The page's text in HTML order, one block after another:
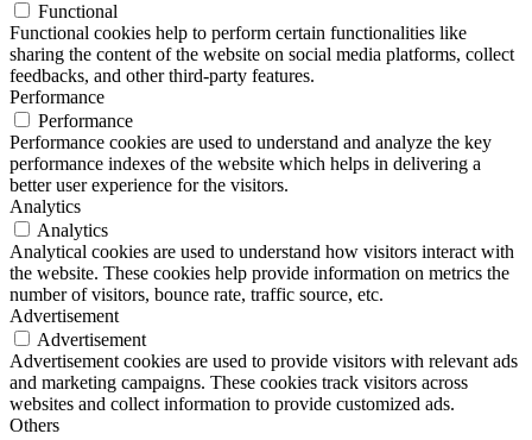
Functional
Functional cookies help to perform certain functionalities like
sharing the content of the website on social media platforms, collect
feedbacks, and other third-party features.
Performance
Performance
Performance cookies are used to understand and analyze the key
performance indexes of the website which helps in delivering a
better user experience for the visitors.
Analytics
Analytics
Analytical cookies are used to understand how visitors interact with
the website. These cookies help provide information on metrics the
number of visitors, bounce rate, traffic source, etc.
Advertisement
Advertisement
Advertisement cookies are used to provide visitors with relevant ads
and marketing campaigns. These cookies track visitors across
websites and collect information to provide customized ads.
Others